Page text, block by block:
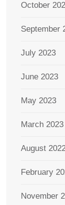
October
September
July 2023
June 2023
May 2023
March 2023
August
February
November